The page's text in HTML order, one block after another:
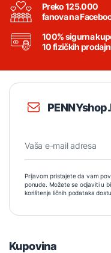
Preko 125.000
fanova na
100% sigurna
10 fizičkih
Prijavom pristajete da vam
ponude. Možete se odjaviti u
korištenja ličnih podataka
Kupovina